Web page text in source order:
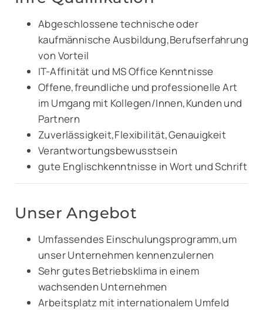
Abgeschlossene technische oder
kaufmännische Ausbildung,Berufserfahrung
von Vorteil
IT-Affinität und MS Office Kenntnisse
Offene,freundliche und professionelle Art
im Umgang mit Kollegen/Innen,Kunden und
Partnern
Zuverlässigkeit,Flexibilität,Genauigkeit
Verantwortungsbewusstsein
gute Englischkenntnisse in Wort und Schrift
Unser Angebot
Umfassendes Einschulungsprogramm,um
unser Unternehmen kennenzulernen
Sehr gutes Betriebsklima in einem
wachsenden Unternehmen
Arbeitsplatz mit internationalem Umfeld